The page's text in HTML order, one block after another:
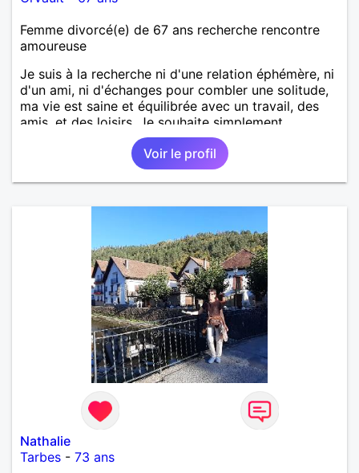
Femme divorcé(e) de 67 ans recherche rencontre
amoureuse
Je suis à la recherche ni d'une relation éphémère, ni
d'un ami, ni d'échanges pour combler une solitude,
ma vie est saine et équilibrée avec un travail, des
amis, et des loisirs. Je souhaite simplement
rencontrer un homme de la région de Orvault qui
recherche une relation sérieuse !
Voir le profil
Nathalie
Tarbes - 73 ans